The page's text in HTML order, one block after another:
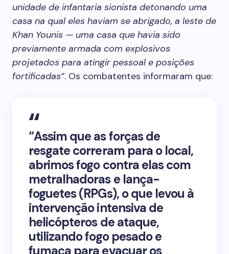
unidade de infantaria sionista detonando uma
casa na qual eles haviam se abrigado, a leste de
Khan Younis — uma casa que havia sido
previamente armada com explosivos
projetados para atingir pessoal e posições
fortificadas”. Os combatentes informaram que:
“Assim que as forças de
resgate correram para o local,
abrimos fogo contra elas com
metralhadoras e lança-
foguetes (RPGs), o que levou à
intervenção intensiva de
helicópteros de ataque,
utilizando fogo pesado e
fumaça para evacuar os